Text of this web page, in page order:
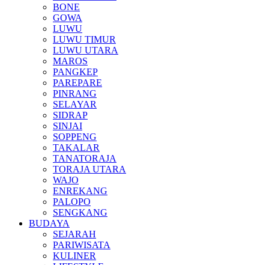
BONE
GOWA
LUWU
LUWU TIMUR
LUWU UTARA
MAROS
PANGKEP
PAREPARE
PINRANG
SELAYAR
SIDRAP
SINJAI
SOPPENG
TAKALAR
TANATORAJA
TORAJA UTARA
WAJO
ENREKANG
PALOPO
SENGKANG
BUDAYA
SEJARAH
PARIWISATA
KULINER